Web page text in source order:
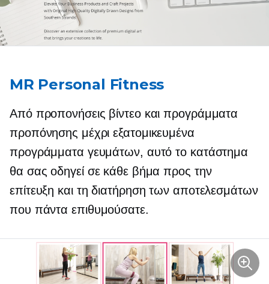
MR Personal Fitness
Από προπονήσεις βίντεο και προγράμματα
προπόνησης μέχρι εξατομικευμένα
προγράμματα γευμάτων, αυτό το κατάστημα
θα σας οδηγεί σε κάθε βήμα προς την
επίτευξη και τη διατήρηση των αποτελεσμάτων
που πάντα επιθυμούσατε.